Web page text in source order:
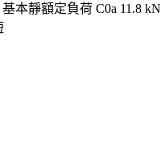
本靜額定負荷 C0a 11.8 kN